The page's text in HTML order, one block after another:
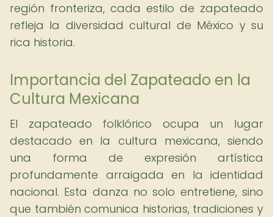
región fronteriza, cada estilo de zapateado
refleja la diversidad cultural de México y su
rica historia.
Importancia del Zapateado en la
Cultura Mexicana
El zapateado folklórico ocupa un lugar
destacado en la cultura mexicana, siendo
una forma de expresión artística
profundamente arraigada en la identidad
nacional. Esta danza no solo entretiene, sino
que también comunica historias, tradiciones y